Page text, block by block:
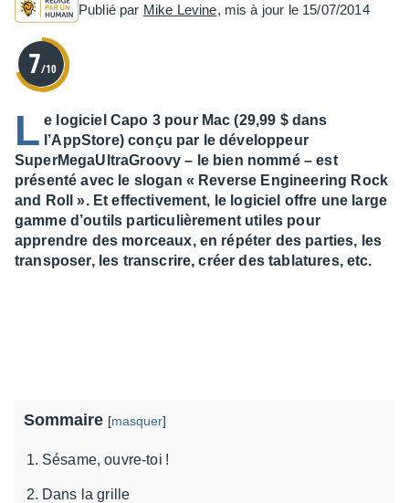
Publié par Mike Levine, mis à jour le 15/07/2014
7/10
L e logiciel Capo 3 pour Mac (29,99 $ dans
l’AppStore) conçu par le développeur
SuperMegaUltraGroovy – le bien nommé – est
présenté avec le slogan « Reverse Engineering Rock
and Roll ». Et effectivement, le logiciel offre une large
gamme d’outils particulièrement utiles pour
apprendre des morceaux, en répéter des parties, les
transposer, les transcrire, créer des tablatures, etc.
Sommaire [masquer]
Sésame, ouvre-toi !
Dans la grille